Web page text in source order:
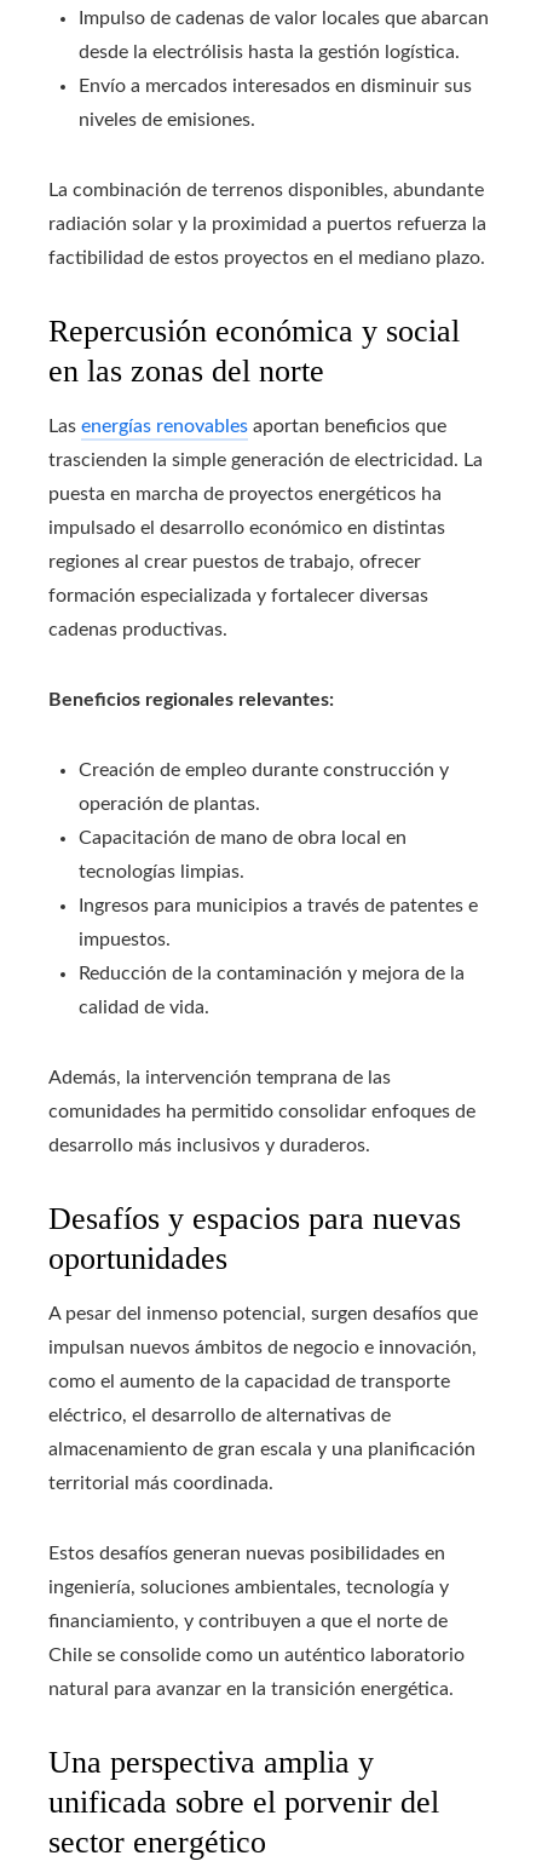
Impulso de cadenas de valor locales que abarcan
desde la electrólisis hasta la gestión logística.
Envío a mercados interesados en disminuir sus
niveles de emisiones.
La combinación de terrenos disponibles, abundante
radiación solar y la proximidad a puertos refuerza la
factibilidad de estos proyectos en el mediano plazo.
Repercusión económica y social
en las zonas del norte
Las energías renovables aportan beneficios que
trascienden la simple generación de electricidad. La
puesta en marcha de proyectos energéticos ha
impulsado el desarrollo económico en distintas
regiones al crear puestos de trabajo, ofrecer
formación especializada y fortalecer diversas
cadenas productivas.
Beneficios regionales relevantes:
Creación de empleo durante construcción y
operación de plantas.
Capacitación de mano de obra local en
tecnologías limpias.
Ingresos para municipios a través de patentes e
impuestos.
Reducción de la contaminación y mejora de la
calidad de vida.
Además, la intervención temprana de las
comunidades ha permitido consolidar enfoques de
desarrollo más inclusivos y duraderos.
Desafíos y espacios para nuevas
oportunidades
A pesar del inmenso potencial, surgen desafíos que
impulsan nuevos ámbitos de negocio e innovación,
como el aumento de la capacidad de transporte
eléctrico, el desarrollo de alternativas de
almacenamiento de gran escala y una planificación
territorial más coordinada.
Estos desafíos generan nuevas posibilidades en
ingeniería, soluciones ambientales, tecnología y
financiamiento, y contribuyen a que el norte de
Chile se consolide como un auténtico laboratorio
natural para avanzar en la transición energética.
Una perspectiva amplia y
unificada sobre el porvenir del
sector energético